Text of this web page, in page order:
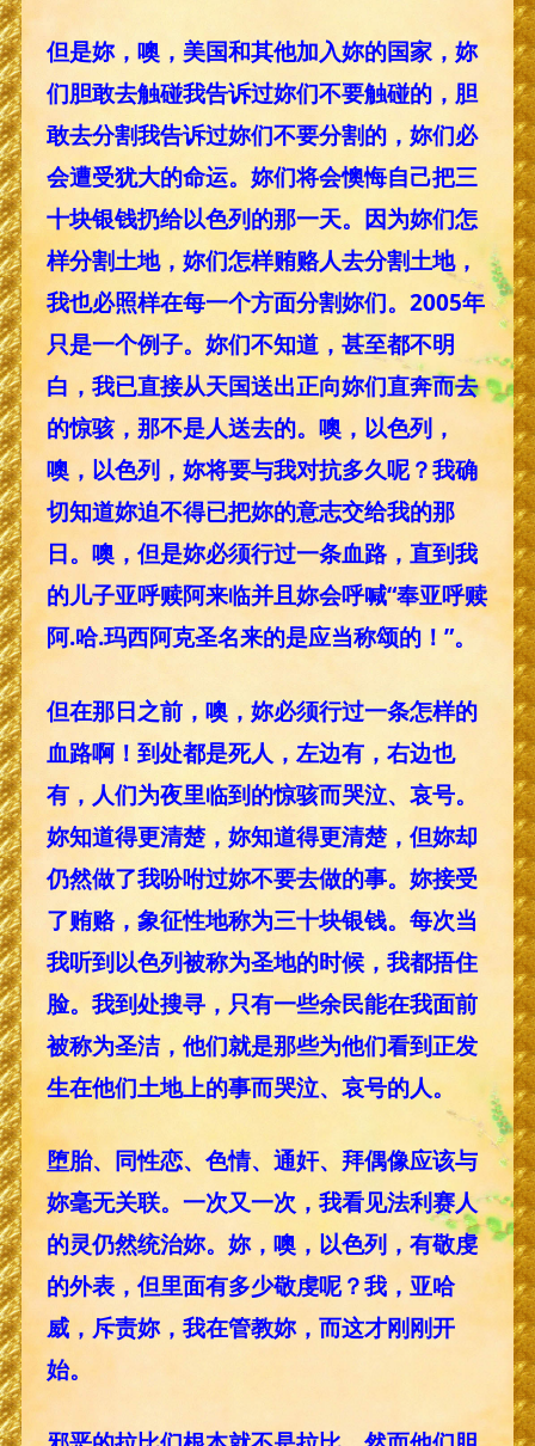
但是妳，噢，美国和其他加入妳的国家，妳
们胆敢去触碰我告诉过妳们不要触碰的，胆
敢去分割我告诉过妳们不要分割的，妳们必
会遭受犹大的命运。妳们将会懊悔自己把三
十块银钱扔给以色列的那一天。因为妳们怎
样分割土地，妳们怎样贿赂人去分割土地，
我也必照样在每一个方面分割妳们。2005年
只是一个例子。妳们不知道，甚至都不明
白，我已直接从天国送出正向妳们直奔而去
的惊骇，那不是人送去的。噢，以色列，
噢，以色列，妳将要与我对抗多久呢？我确
切知道妳迫不得已把妳的意志交给我的那
日。噢，但是妳必须行过一条血路，直到我
的儿子亚呼赎阿来临并且妳会呼喊“奉亚呼赎
阿.哈.玛西阿克圣名来的是应当称颂的！”。
但在那日之前，噢，妳必须行过一条怎样的
血路啊！到处都是死人，左边有，右边也
有，人们为夜里临到的惊骇而哭泣、哀号。
妳知道得更清楚，妳知道得更清楚，但妳却
仍然做了我吩咐过妳不要去做的事。妳接受
了贿赂，象征性地称为三十块银钱。每次当
我听到以色列被称为圣地的时候，我都捂住
脸。我到处搜寻，只有一些余民能在我面前
被称为圣洁，他们就是那些为他们看到正发
生在他们土地上的事而哭泣、哀号的人。
堕胎、同性恋、色情、通奸、拜偶像应该与
妳毫无关联。一次又一次，我看见法利赛人
的灵仍然统治妳。妳，噢，以色列，有敬虔
的外表，但里面有多少敬虔呢？我，亚哈
威，斥责妳，我在管教妳，而这才刚刚开
始。